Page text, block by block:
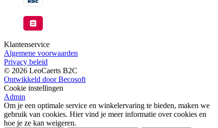
Klantenservice
Algemene voorwaarden
Privacy beleid
© 2026 LeoCaerts B2C
Ontwikkeld door Becosoft
Cookie instellingen
Admin
Om je een optimale service en winkelervaring te bieden, maken we
gebruik van cookies. Hier vind je meer informatie over cookies en
hoe je ze kan weigeren.